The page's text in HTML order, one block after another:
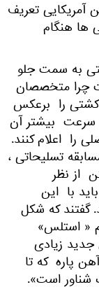
آمریکایی تعریف
ها هنگام
به سمت جلو
چرا متخصصان
کشتی را برعکس
سرعت بیشتر آن
را اعلام کنند.
تسلیحاتی ،
از نظر
با این
گفتند که شکل
« استلس»
زیادی
پاره که تا
شناور است».